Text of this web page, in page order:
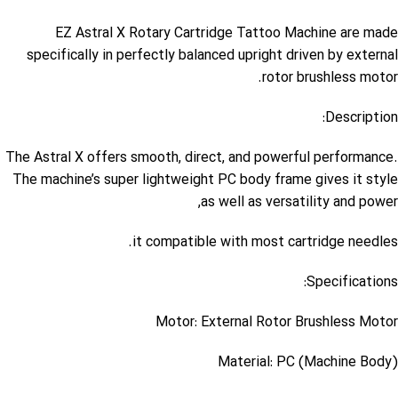
EZ Astral X Rotary Cartridge Tattoo Machine are made
specifically in perfectly balanced upright driven by external
rotor brushless motor.
Description:
The Astral X offers smooth, direct, and powerful performance.
The machine’s super lightweight PC body frame gives it style
as well as versatility and power,
it compatible with most cartridge needles.
Specifications:
Motor: External Rotor Brushless Motor
Material: PC (Machine Body)